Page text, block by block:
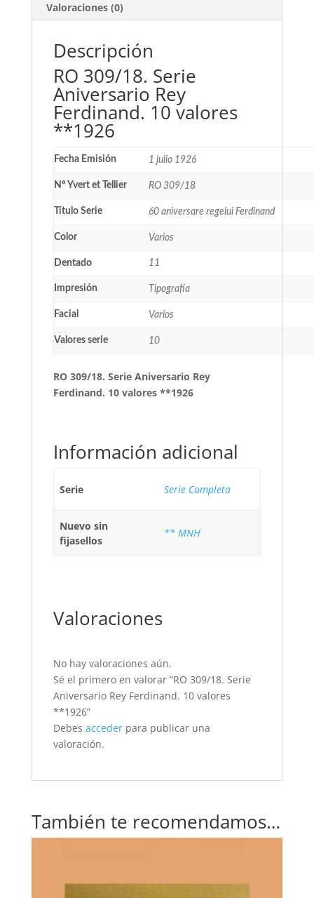
Valoraciones (0)
Descripción
RO 309/18. Serie
Aniversario Rey
Ferdinand. 10 valores
**1926
Fecha Emisión 1 julio 1926
Nº Yvert et Tellier RO 309/18
Título Serie 60 aniversare regelui Ferdinand
Color Varios
Dentado 11
Impresión Tipografía
Facial Varios
Valores serie 10
RO 309/18. Serie Aniversario Rey
Ferdinand. 10 valores **1926
Información adicional
Serie Serie Completa
Nuevo sin
fijasellos
** MNH
Valoraciones
No hay valoraciones aún.
Sé el primero en valorar “RO 309/18. Serie
Aniversario Rey Ferdinand. 10 valores
**1926”
Debes accederpara publicar una
valoración.
También te recomendamos…